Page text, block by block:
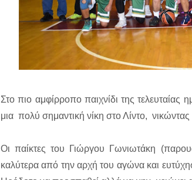
Στο πιο αμφίρροπο παιχνίδι της
μια πολύ σημαντική νίκη στο Λίντο,
Οι παίκτες του Γιώργου Γωνιωτάκη
καλύτερα από την αρχή του αγώνα και